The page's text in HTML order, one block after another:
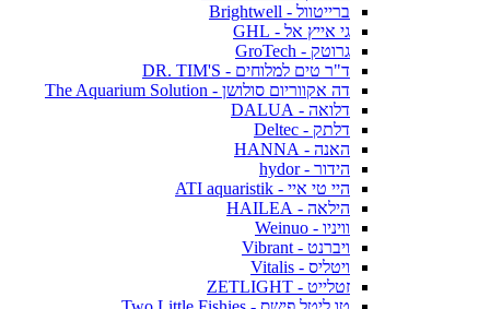
ברייטוול - Brightwell
גי אייץ אל - GHL
גרוטק - GroTech
ד"ר טים למלוחים - DR. TIM'S
דה אקווריום סולושן - The Aquarium Solution
דלואה - DALUA
דלתק - Deltec
האנה - HANNA
הידור - hydor
היי טי איי - ATI aquaristik
הילאה - HAILEA
וויניו - Weinuo
ויברנט - Vibrant
ויטליס - Vitalis
זטלייט - ZETLIGHT